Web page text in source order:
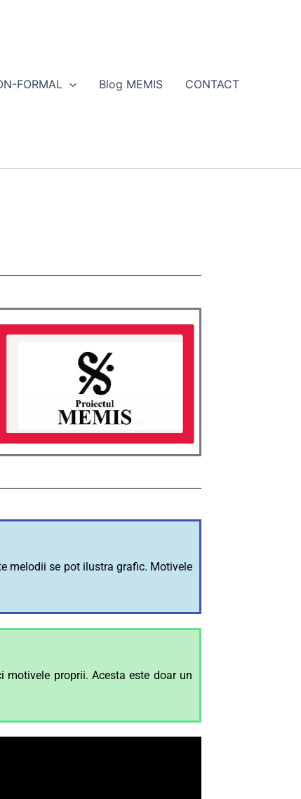
FORMAL Blog MEMIS CONTACT
melodii se pot ilustra grafic. Motivele
proprii. Acesta este doar un